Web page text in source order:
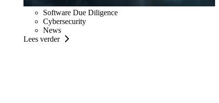
Software Due Diligence
Cybersecurity
News
Lees verder